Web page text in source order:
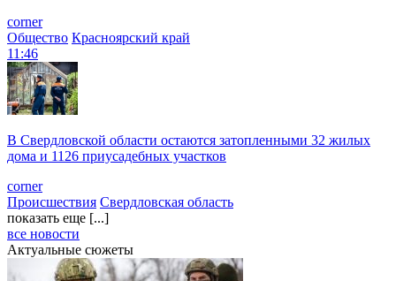
corner
Общество Красноярский край
11:46
В Свердловской области остаются затопленными 32 жилых
дома и 1126 приусадебных участков
corner
Происшествия Свердловская область
показать еще [...]
все новости
Актуальные сюжеты